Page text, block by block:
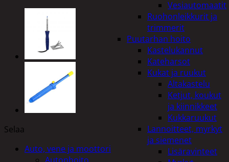
Vesiautomaatit
Ruohonleikkurit ja
trimmerit
Puutarhan hoito
Kastelukannut
Kateharsot
Kukat ja ruukut
Altakastelu
Ketjut, koukut
ja kiinnikkeet
Kukkaruukut
Lannoitteet, myrkyt
ja siemenet
Lisäravinteet
Selaa
Auto, vene ja moottori